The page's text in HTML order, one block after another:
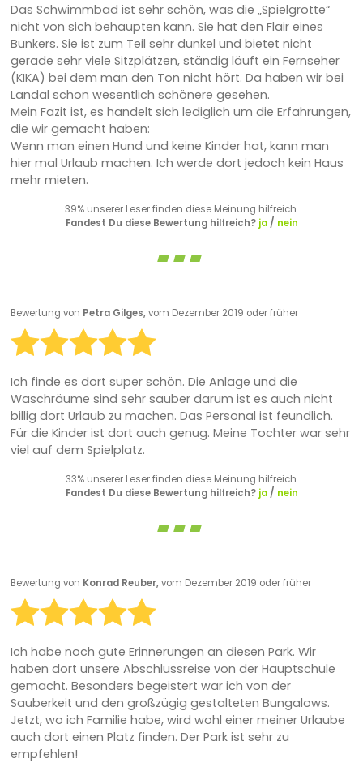
Das Schwimmbad ist sehr schön, was die „Spielgrotte“
nicht von sich behaupten kann. Sie hat den Flair eines
Bunkers. Sie ist zum Teil sehr dunkel und bietet nicht
gerade sehr viele Sitzplätzen, ständig läuft ein Fernseher
(KIKA) bei dem man den Ton nicht hört. Da haben wir bei
Landal schon wesentlich schönere gesehen.
Mein Fazit ist, es handelt sich lediglich um die Erfahrungen,
die wir gemacht haben:
Wenn man einen Hund und keine Kinder hat, kann man
hier mal Urlaub machen. Ich werde dort jedoch kein Haus
mehr mieten.
39% unserer Leser finden diese Meinung hilfreich.
Fandest Du diese Bewertung hilfreich? ja/ nein
Bewertung von Petra Gilges,vom Dezember 2019 oder früher
Ich finde es dort super schön. Die Anlage und die
Waschräume sind sehr sauber darum ist es auch nicht
billig dort Urlaub zu machen. Das Personal ist feundlich.
Für die Kinder ist dort auch genug. Meine Tochter war sehr
viel auf dem Spielplatz.
33% unserer Leser finden diese Meinung hilfreich.
Fandest Du diese Bewertung hilfreich? ja/ nein
Bewertung von Konrad Reuber,vom Dezember 2019 oder früher
Ich habe noch gute Erinnerungen an diesen Park. Wir
haben dort unsere Abschlussreise von der Hauptschule
gemacht. Besonders begeistert war ich von der
Sauberkeit und den großzügig gestalteten Bungalows.
Jetzt, wo ich Familie habe, wird wohl einer meiner Urlaube
auch dort einen Platz finden. Der Park ist sehr zu
empfehlen!